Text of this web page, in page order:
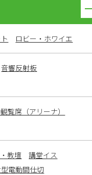
ロビー・ホワイエ
音響反射板
覧席（アリーナ）
教壇
講堂イス
電動間仕切